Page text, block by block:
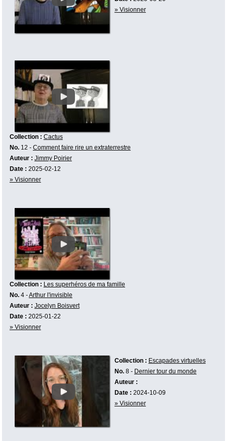
» Visionner
Collection : Cactus
No.12 - Comment faire rire un extraterrestre
Auteur : Jimmy Poirier
Date : 2025-02-12
» Visionner
Collection : Les superhéros de ma famille
No.4 -Arthur l'invisible
Auteur : Jocelyn Boisvert
Date : 2025-01-22
» Visionner
Collection : Escapades virtuelles
No.8 - Dernier tour du monde
Auteur :
Date : 2024-10-09
» Visionner